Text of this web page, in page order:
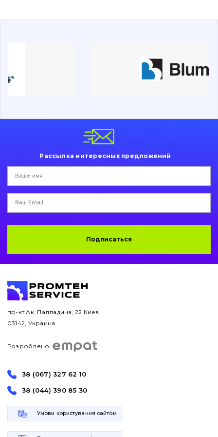
Рассылка интересных предложений
Подписаться
пр-кт Ак. Палладина, 22 Киев,
03142, Украина
Розроблено
38 (067) 327 62 10
38 (044) 390 85 30
Умови користування сайтом